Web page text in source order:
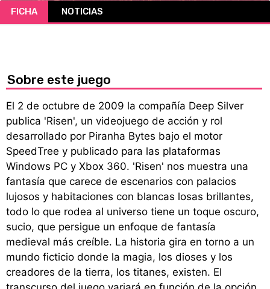
FICHA NOTICIAS
Sobre este juego
El 2 de octubre de 2009 la compañía Deep Silver
publica 'Risen', un videojuego de acción y rol
desarrollado por Piranha Bytes bajo el motor
SpeedTree y publicado para las plataformas
Windows PC y Xbox 360. 'Risen' nos muestra una
fantasía que carece de escenarios con palacios
lujosos y habitaciones con blancas losas brillantes,
todo lo que rodea al universo tiene un toque oscuro,
sucio, que persigue un enfoque de fantasía
medieval más creíble. La historia gira en torno a un
mundo ficticio donde la magia, los dioses y los
creadores de la tierra, los titanes, existen. El